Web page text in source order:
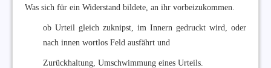
Was sich für ein Widerstand bildete, an ihr vorbeizukommen.
ob Urteil gleich zuknipst, im Innern gedruckt wird, oder
nach innen wortlos Feld ausfährt und
Zurückhaltung, Umschwimmung eines Urteils.